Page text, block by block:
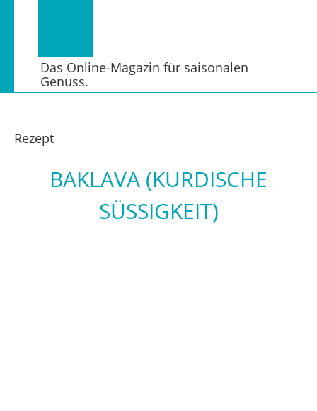
Das Online-Magazin für saisonalen
Genuss.
Rezept
BAKLAVA (KURDISCHE
SÜSSIGKEIT)